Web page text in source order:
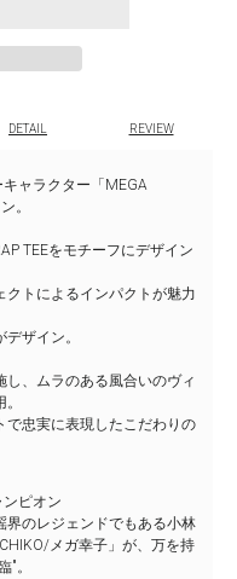
DETAIL REVIEW
キャラクター「MEGA
。
TEEをモチーフにデザイン
トによるインパクトが魅力
ザイン。
、ムラのある風合いのヴィ
で忠実に表現したこだわりの
ピオン
界のレジェンドでもある⼩林
メガ幸⼦」が、万を持
"。